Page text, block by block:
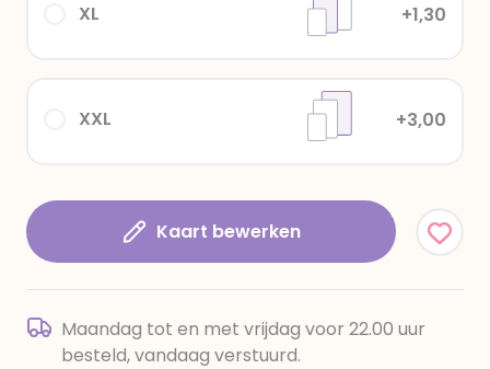
XXL +3,00
XL +1,30
Kaart bewerken
Maandag tot en met vrijdag voor 22.00 uur
besteld, vandaag verstuurd.